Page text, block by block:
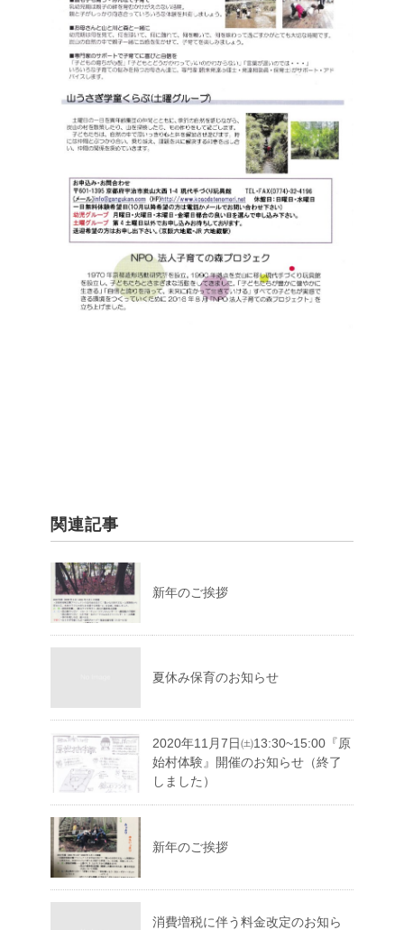
関連記事
新年のご挨拶
夏休み保育のお知らせ
2020年11月7日㈯13:30~15:00『原
始村体験』開催のお知らせ（終了
しました）
新年のご挨拶
消費増税に伴う料金改定のお知ら